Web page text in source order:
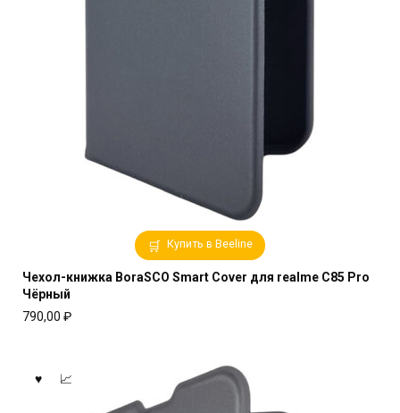
Купить в Beeline
Чехол-книжка BoraSCO Smart Cover для realme C85 Pro
Чёрный
790,00 ₽